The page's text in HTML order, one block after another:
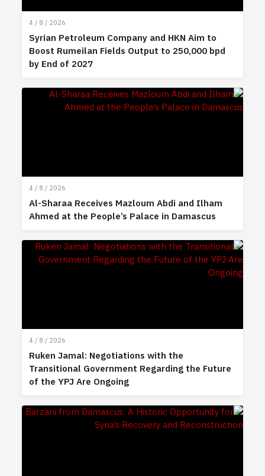
4 / 8 / 2026
Syrian Petroleum Company and HKN Aim to
Boost Rumeilan Fields Output to 250,000 bpd
by End of 2027
4 / 8 / 2026
Al-Sharaa Receives Mazloum Abdi and Ilham
Ahmed at the People’s Palace in Damascus
4 / 8 / 2026
Ruken Jamal: Negotiations with the
Transitional Government Regarding the Future
of the YPJ Are Ongoing